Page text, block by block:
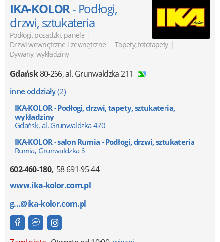
IKA-KOLOR- Podłogi,
drzwi, sztukateria
Podłogi, posadzki, panele |
Drzwi wewnętrzne i zewnętrzne | Tapety, fototapety |
Dywany, wykładziny
Gdańsk80-266,al. Grunwaldzka 211
inne oddziały(2)
IKA-KOLOR - Podłogi, drzwi, tapety, sztukateria,
wykładziny
Gdańsk, al. Grunwaldzka 470
IKA-KOLOR - salon Rumia - Podłogi, drzwi, sztukateria
Rumia, Grunwaldzka 6
602-460-180 58 691-95-44
www.ika-kolor.com.pl
g...@ika-kolor.com.pl